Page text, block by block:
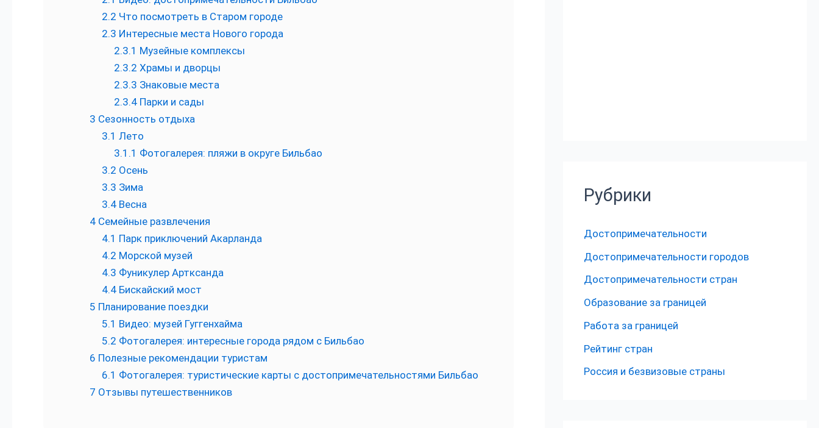
2.2 Что посмотреть в Старом городе
2.3 Интересные места Нового города
2.3.1 Музейные комплексы
2.3.2 Храмы и дворцы
2.3.3 Знаковые места
2.3.4 Парки и сады
3 Сезонность отдыха
3.1 Лето
3.1.1 Фотогалерея: пляжи в округе Бильбао
3.2 Осень
3.3 Зима
3.4 Весна
4 Семейные развлечения
4.1 Парк приключений Акарланда
4.2 Морской музей
4.3 Фуникулер Артксанда
4.4 Бискайский мост
5 Планирование поездки
5.1 Видео: музей Гуггенхайма
5.2 Фотогалерея: интересные города рядом с Бильбао
6 Полезные рекомендации туристам
6.1 Фотогалерея: туристические карты с достопримечательностями Бильбао
7 Отзывы путешественников
Рубрики
Достопримечательности
Достопримечательности городов
Достопримечательности стран
Образование за границей
Работа за границей
Рейтинг стран
Россия и безвизовые страны